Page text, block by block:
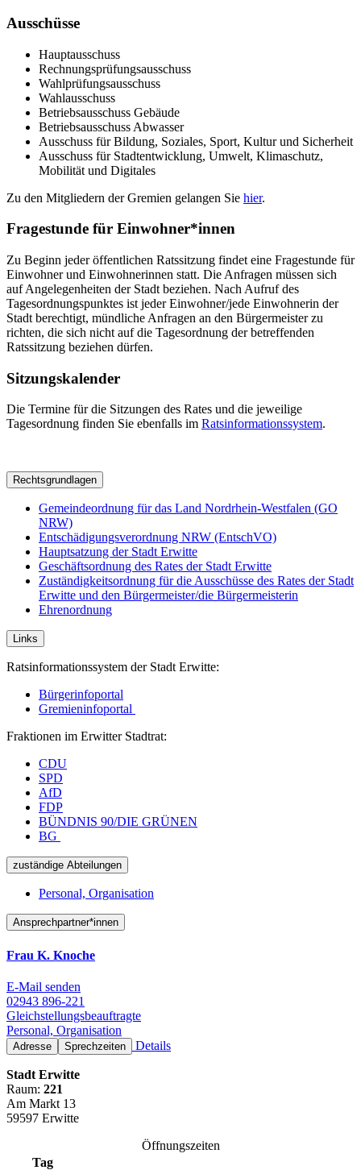
Ausschüsse
Hauptausschuss
Rechnungsprüfungsausschuss
Wahlprüfungsausschuss
Wahlausschuss
Betriebsausschuss Gebäude
Betriebsausschuss Abwasser
Ausschuss für Bildung, Soziales, Sport, Kultur und Sicherheit
Ausschuss für Stadtentwicklung, Umwelt, Klimaschutz,
Mobilität und Digitales
Zu den Mitgliedern der Gremien gelangen Sie hier.
Fragestunde für Einwohner*innen
Zu Beginn jeder öffentlichen Ratssitzung findet eine Fragestunde für
Einwohner und Einwohnerinnen statt. Die Anfragen müssen sich
auf Angelegenheiten der Stadt beziehen. Nach Aufruf des
Tagesordnungspunktes ist jeder Einwohner/jede Einwohnerin der
Stadt berechtigt, mündliche Anfragen an den Bürgermeister zu
richten, die sich nicht auf die Tagesordnung der betreffenden
Ratssitzung beziehen dürfen.
Sitzungskalender
Die Termine für die Sitzungen des Rates und die jeweilige
Tagesordnung finden Sie ebenfalls im Ratsinformationssystem.
Rechtsgrundlagen
Gemeindeordnung für das Land Nordrhein-Westfalen (GO
NRW)
Entschädigungsverordnung NRW (EntschVO)
Hauptsatzung der Stadt Erwitte
Geschäftsordnung des Rates der Stadt Erwitte
Zuständigkeitsordnung für die Ausschüsse des Rates der Stadt
Erwitte und den Bürgermeister/die Bürgermeisterin
Ehrenordnung
Links
Ratsinformationssystem der Stadt Erwitte:
Bürgerinfoportal
Gremieninfoportal
Fraktionen im Erwitter Stadtrat:
CDU
SPD
AfD
FDP
BÜNDNIS 90/DIE GRÜNEN
BG
zuständige Abteilungen
Personal, Organisation
Ansprechpartner*innen
Frau K. Knoche
E-Mail senden
02943 896-221
Gleichstellungsbeauftragte
Personal, Organisation
Adresse Sprechzeiten Details
Stadt Erwitte
Raum: 221
Am Markt 13
59597 Erwitte
Öffnungszeiten
Tag